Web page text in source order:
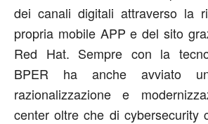
dei canali digitali attraverso la
propria mobile APP e del sito
Red Hat. Sempre con la
BPER ha anche avviato
razionalizzazione e
center oltre che di cybersecurity